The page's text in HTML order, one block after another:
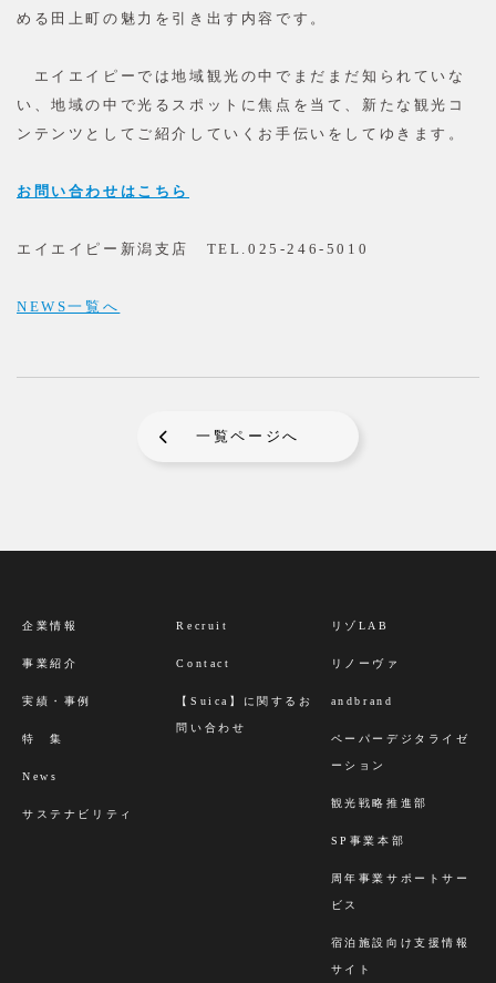
める田上町の魅力を引き出す内容です。
エイエイピーでは地域観光の中でまだまだ知られていな
い、地域の中で光るスポットに焦点を当て、新たな観光コ
ンテンツとしてご紹介していくお手伝いをしてゆきます。
お問い合わせはこちら
エイエイピー新潟支店 TEL.025-246-5010
NEWS一覧へ
一覧ページへ
企業情報
事業紹介
実績・事例
特 集
News
サステナビリティ
Recruit
Contact
【Suica】に関するお
問い合わせ
リゾLAB
リノーヴァ
andbrand
ペーパーデジタライゼ
ーション
観光戦略推進部
SP事業本部
周年事業サポートサー
ビス
宿泊施設向け支援情報
サイト